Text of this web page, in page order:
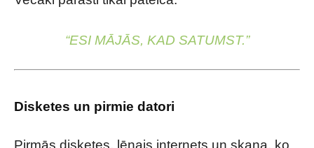
“ESI MĀJĀS, KAD SATUMST.”
Disketes un pirmie datori
Pirmās disketes, lēnais internets un skaņa, ko